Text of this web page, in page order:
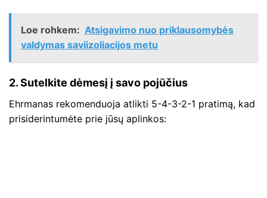
Loe rohkem: Atsigavimo nuo priklausomybės
valdymas saviizoliacijos metu
2. Sutelkite dėmesį į savo pojūčius
Ehrmanas rekomenduoja atlikti 5-4-3-2-1 pratimą, kad
prisiderintumėte prie jūsų aplinkos: